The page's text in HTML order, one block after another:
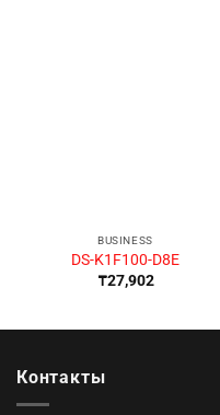
BUSINESS
DS-K1F100-D8E
₸27,902
Контакты